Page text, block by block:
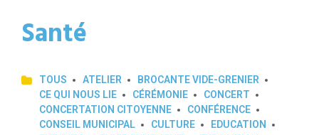
Santé
TOUS ATELIER
BROCANTE VIDE-GRENIER
CE QUI NOUS LIE
CÉRÉMONIE
CONCERT
CONCERTATION CITOYENNE
CONFÉRENCE
CONSEIL MUNICIPAL
CULTURE
EDUCATION